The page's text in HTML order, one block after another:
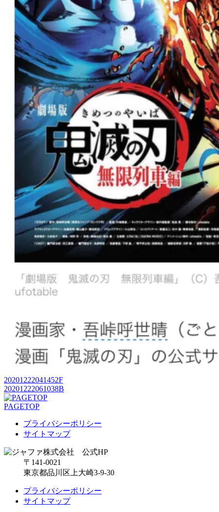
20201222041452F
20201222061038B
PAGETOP
プライバシーポリシー
サイトマップ
〒141-0021
東京都品川区上大崎3-9-30
プライバシーポリシー
サイトマップ